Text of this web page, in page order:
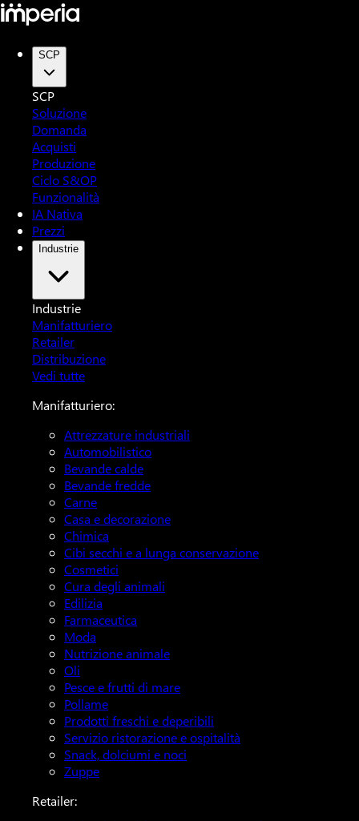
SCP
SCP
Soluzione
Domanda
Acquisti
Produzione
Ciclo S&OP
Funzionalità
IA Nativa
Prezzi
Industrie
Industrie
Manifatturiero
Retailer
Distribuzione
Vedi tutte
Manifatturiero:
Attrezzature industriali
Automobilistico
Bevande calde
Bevande fredde
Carne
Casa e decorazione
Chimica
Cibi secchi e a lunga conservazione
Cosmetici
Cura degli animali
Edilizia
Farmaceutica
Moda
Nutrizione animale
Oli
Pesce e frutti di mare
Pollame
Prodotti freschi e deperibili
Servizio ristorazione e ospitalità
Snack, dolciumi e noci
Zuppe
Retailer: